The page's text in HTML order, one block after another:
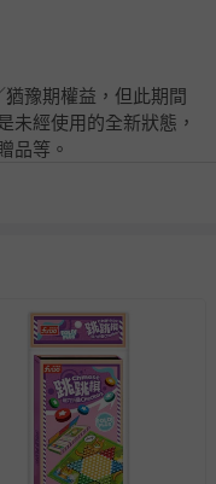
豫期權益，但此期間
未經使用的全新狀態，
品等。
』中查詢該筆訂單，
我們將依序為您處理
份退貨，而該訂單保
，活動贈品亦需一併退